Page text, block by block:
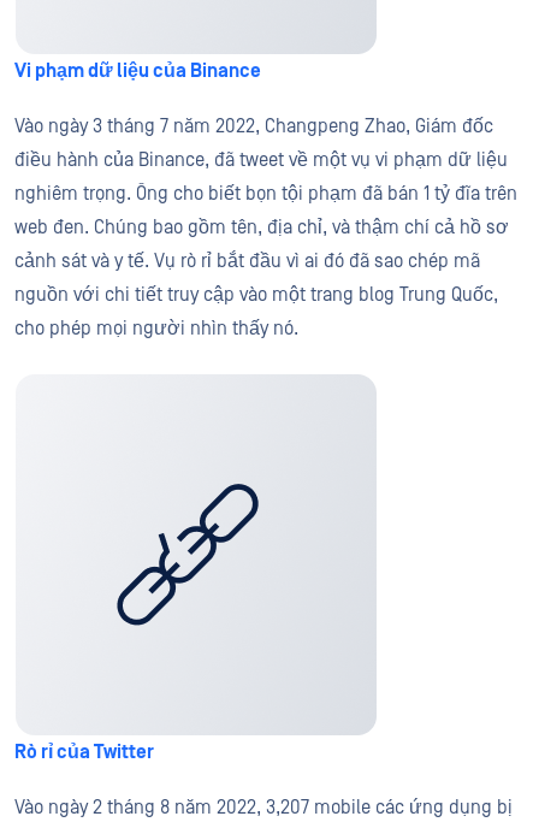
Vi phạm dữ liệu của Binance
Vào ngày 3 tháng 7 năm 2022, Changpeng Zhao, Giám đốc
điều hành của Binance, đã tweet về một vụ vi phạm dữ liệu
nghiêm trọng. Ông cho biết bọn tội phạm đã bán 1 tỷ đĩa trên
web đen. Chúng bao gồm tên, địa chỉ, và thậm chí cả hồ sơ
cảnh sát và y tế. Vụ rò rỉ bắt đầu vì ai đó đã sao chép mã
nguồn với chi tiết truy cập vào một trang blog Trung Quốc,
cho phép mọi người nhìn thấy nó.
Rò rỉ của Twitter
Vào ngày 2 tháng 8 năm 2022, 3,207 mobile các ứng dụng bị